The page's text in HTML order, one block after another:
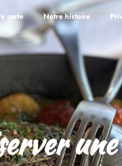
carte Notre histoire